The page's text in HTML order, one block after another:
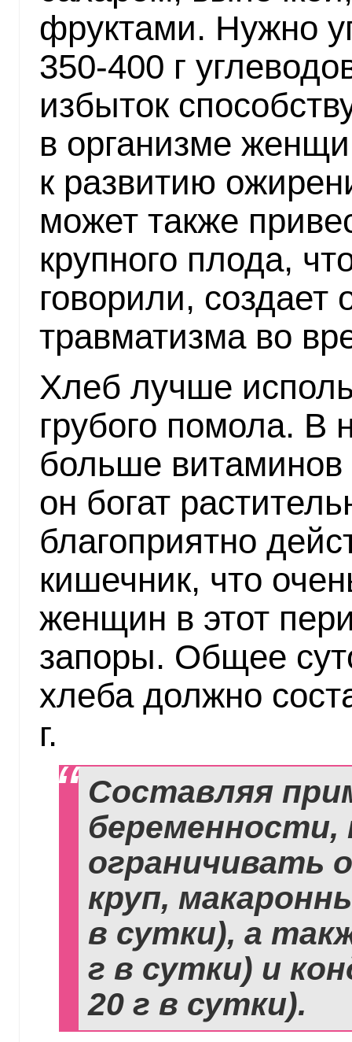
фруктами. Нужно
350-400 г
избыток
в организме
к развитию
может также
крупного плода,
говорили,
травматизма во
Хлеб лучше
грубого помола. В
больше витаминов
он богат
благоприятно
кишечник, что
женщин в этот
запоры. Общее
хлеба должно
г.
Составляя
беременности,
ограничивать
круп,
в сутки), а
г в сутки) и
20 г в сутки).